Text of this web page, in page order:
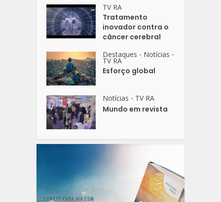
TV RA
Tratamento
inovador contra o
câncer cerebral
Destaques • Notícias •
TV RA
Esforço global
Notícias • TV RA
Mundo em revista